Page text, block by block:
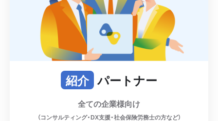
紹介 パートナー
全ての企業様向け
（コンサルティング・DX支援・社会保険労務士の方など）